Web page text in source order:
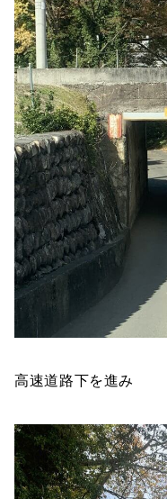
高速道路下を進み